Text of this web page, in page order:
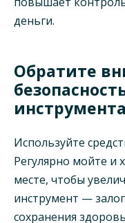
деньги.
Обратите
Используйте
Регулярно мойте и
месте, чтобы
инструмент —
сохранения